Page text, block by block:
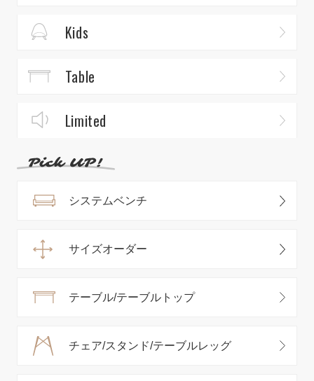
Kids
Table
Limited
システムベンチ
サイズオーダー
テーブル/テーブルトップ
チェア/スタンド/テーブルレッグ